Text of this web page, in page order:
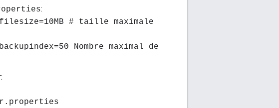
:
# taille maximale
Nombre maximal de